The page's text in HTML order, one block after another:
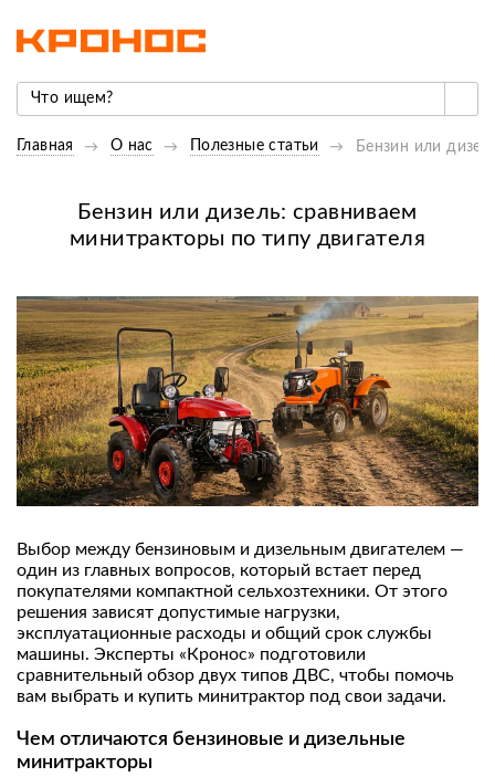
Главная О нас Полезные статьи Бензин или
Бензин или дизель: сравниваем
минитракторы по типу двигателя
Выбор между бензиновым и дизельным двигателем —
один из главных вопросов, который встает перед
покупателями компактной сельхозтехники. От этого
решения зависят допустимые нагрузки,
эксплуатационные расходы и общий срок службы
машины. Эксперты «Кронос» подготовили
сравнительный обзор двух типов ДВС, чтобы помочь
вам выбрать и купить минитрактор под свои задачи.
Чем отличаются бензиновые и дизельные
минитракторы